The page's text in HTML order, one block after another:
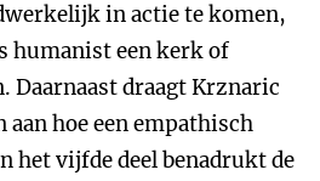
in actie te komen,
humanist een kerk of
Daarnaast draagt Krznaric
hoe een empathisch
het vijfde deel benadrukt de